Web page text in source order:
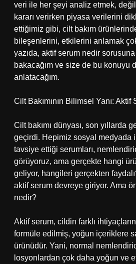
veri ile her şeyi analiz etmek, değil
kararı verirken piyasa verilerini
ettiğimiz gibi, cilt bakım
bileşenlerini, etkilerini anlamak
yazıda, aktif serum nedir sorusuna
bakacağım ve size de bu konuyu
anlatacağım.
Cilt Bakımının Bilimsel Yanı:
Cilt bakımı dünyası, son yıllarda
geçirdi. Hepimiz sosyal medyada
tavsiye ettiği serumları,
görüyoruz, ama gerçekte hangi
geliyor, hangileri gerçekten
aktif serum devreye giriyor. Ama
nedir?
Aktif serum, cildin farklı
formüle edilmiş, yoğun içeriklere
ürünüdür. Yani, normal
losyonlardan çok daha yoğun ve